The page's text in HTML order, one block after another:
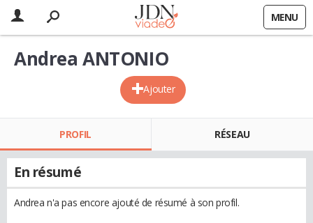
MENU
Ajouter
Andrea ANTONIO
PROFIL RÉSEAU
En résumé
Andrea n'a pas encore ajouté de résumé à son profil.